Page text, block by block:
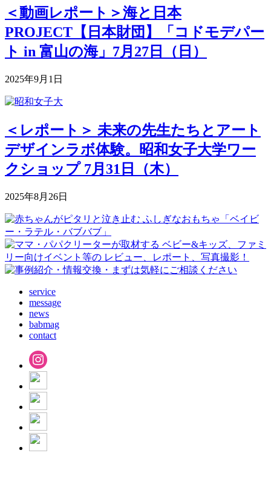
＜動画レポート＞海と日本
PROJECT【日本財団】「コドモデパー
ト in 富山の海」7月27日（日）
2025年9月1日
＜レポート＞ 未来の先生たちとアート
デザインラボ体験。昭和女子大学ワー
クショップ 7月31日（木）
2025年8月26日
service
message
news
babmag
contact